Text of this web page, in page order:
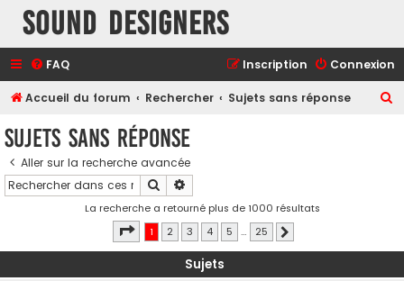
Sound Designers
FAQ Connexion
Inscription
Accueil du forum Rechercher Sujets sans réponse
Sujets sans réponse
Aller sur la recherche avancée
Rechercher
La recherche a retourné plus de 1000 résultats
Page
1sur25
1 2 3 4 5 … 25
Sujets